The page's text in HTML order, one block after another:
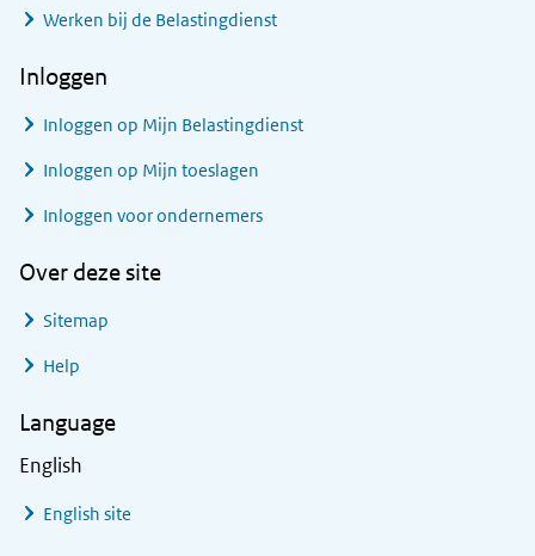
Werken bij de Belastingdienst
Inloggen
Inloggen op Mijn Belastingdienst
Inloggen op Mijn toeslagen
Inloggen voor ondernemers
Over deze site
Sitemap
Help
Language
English
English site